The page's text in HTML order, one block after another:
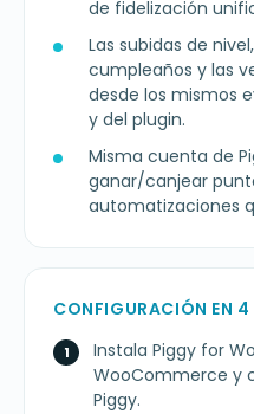
de fidelización
Las subidas de
cumpleaños y las
desde los mismos
y del plugin.
Misma cuenta de
ganar/canjear
automatizaciones
CONFIGURACIÓN EN 4
Instala Piggy for
WooCommerce y
Piggy.